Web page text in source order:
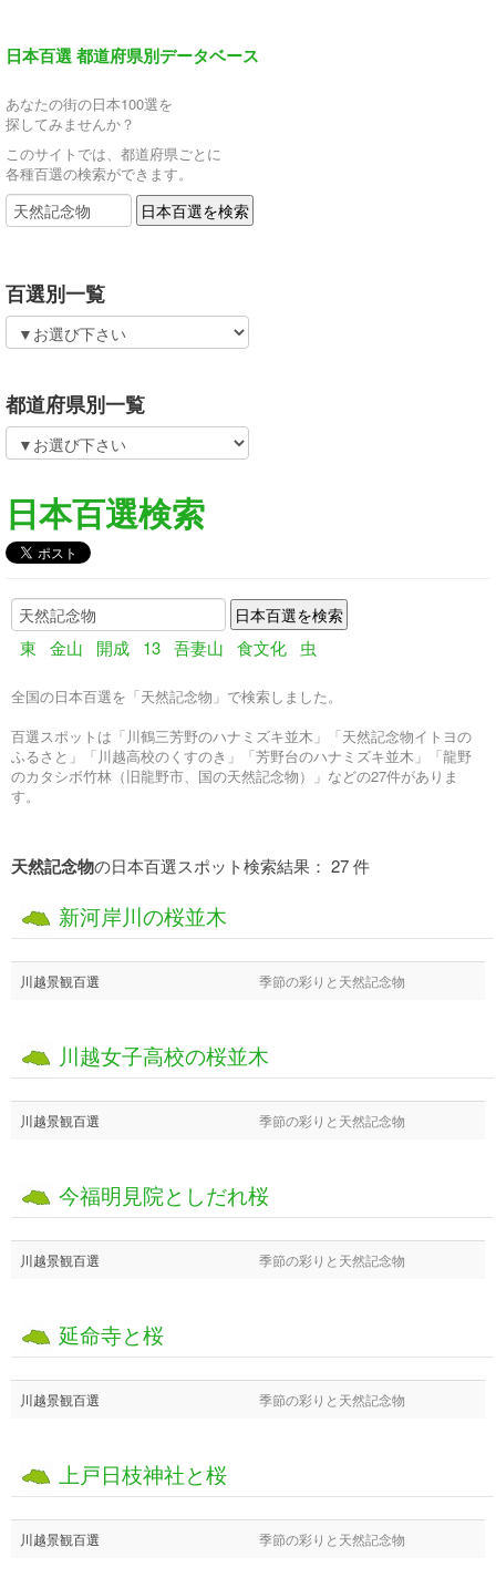
日本百選 都道府県別データベース
あなたの街の日本100選を
探してみませんか？
このサイトでは、都道府県ごとに
各種百選の検索ができます。
百選別一覧
都道府県別一覧
日本百選検索
東 金山 開成 13 吾妻山 食文化 虫
全国の日本百選を「天然記念物」で検索しました。
百選スポットは「川鶴三芳野のハナミズキ並木」「天然記念物イトヨの
ふるさと」「川越高校のくすのき」「芳野台のハナミズキ並木」「龍野
のカタシボ竹林（旧龍野市、国の天然記念物）」などの27件がありま
す。
天然記念物の日本百選スポット検索結果： 27 件
新河岸川の桜並木
川越景観百選 季節の彩りと天然記念物
川越女子高校の桜並木
川越景観百選 季節の彩りと天然記念物
今福明見院としだれ桜
川越景観百選 季節の彩りと天然記念物
延命寺と桜
川越景観百選 季節の彩りと天然記念物
上戸日枝神社と桜
川越景観百選 季節の彩りと天然記念物